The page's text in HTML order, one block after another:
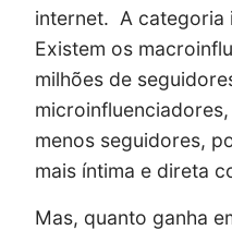
internet. A categoria
Existem os
milhões de
menos seguidores,
mais íntima e direta
Mas, quanto ganha